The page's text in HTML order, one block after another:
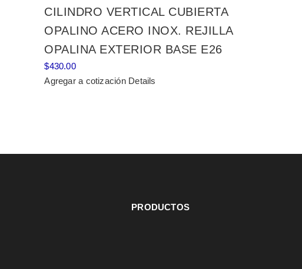
CILINDRO VERTICAL CUBIERTA
OPALINO ACERO INOX. REJILLA
OPALINA EXTERIOR BASE E26
$430.00
Agregar a cotización Details
PRODUCTOS